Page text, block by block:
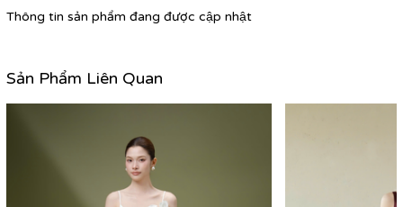
Thông tin sản phẩm đang được cập nhật
Sản Phẩm Liên Quan